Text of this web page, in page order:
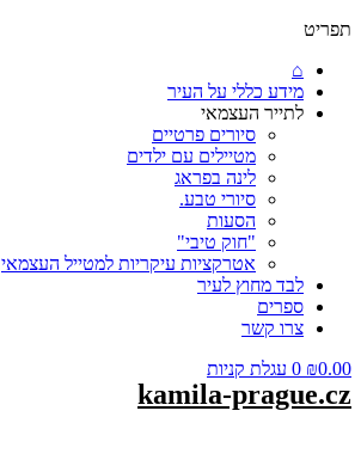
תפריט
⌂
מידע כללי על העיר
לתייר העצמאי
סיורים פרטיים
מטיילים עם ילדים
לינה בפראג
סיורי טבע.
הסעות
"חוק טיבי"
אטרקציות עיקריות למטייל העצמאי
לבד מחוץ לעיר
ספרים
צרו קשר
₪0.00
0 עגלת קניות
kamila-prague.cz